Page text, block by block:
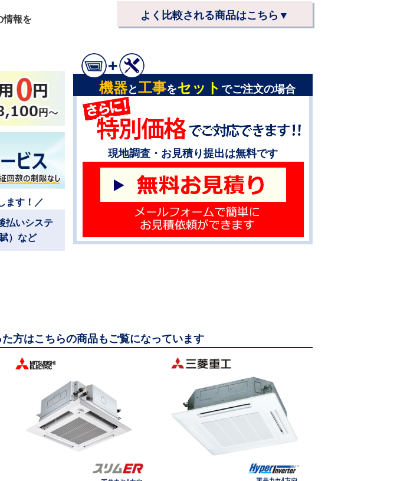
情報を
よく比較される商品はこちら▼
ます！／
いシステ
）など
機器と工事をセット でご注文の場合
現地調査・お見積り提出は無料です
方はこちらの商品もご覧になっています